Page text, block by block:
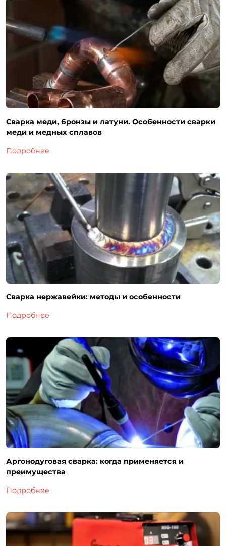
Сварка меди, бронзы и латуни. Особенности сварки
меди и медных сплавов
Подробнее
Сварка нержавейки: методы и особенности
Подробнее
Аргонодуговая сварка: когда применяется и
преимущества
Подробнее